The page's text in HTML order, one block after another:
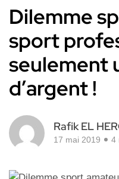
Dilemme
sport
seulement
d’argent !
Rafik EL
17 mai 2019 4